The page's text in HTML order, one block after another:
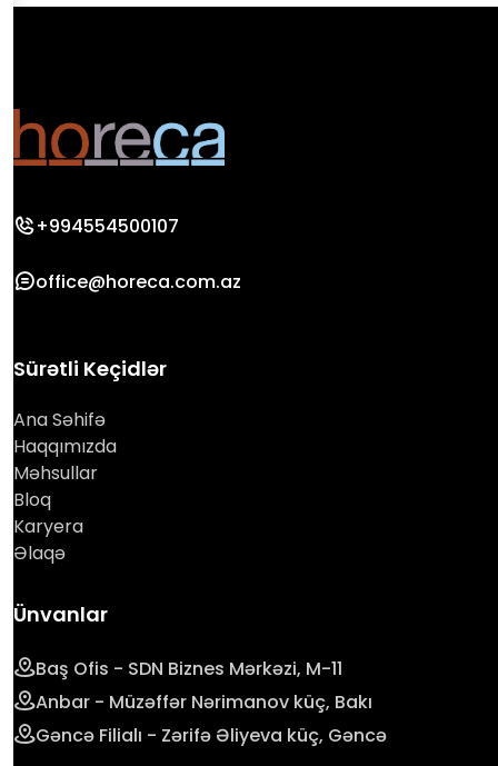
+994554500107
office@horeca.com.az
Sürətli Keçidlər
Ana Səhifə
Haqqımızda
Məhsullar
Bloq
Karyera
Əlaqə
Ünvanlar
Baş Ofis - SDN Biznes Mərkəzi, M-11
Anbar - Müzəffər Nərimanov küç, Bakı
Gəncə Filialı - Zərifə Əliyeva küç, Gəncə